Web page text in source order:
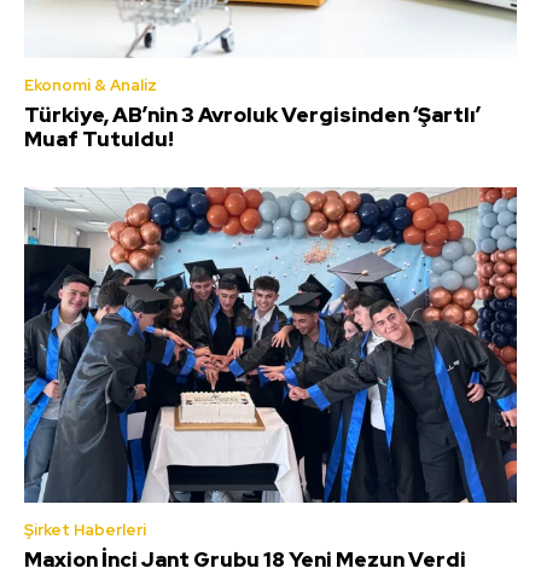
Ekonomi & Analiz
Türkiye, AB’nin 3 Avroluk Vergisinden ‘Şartlı’
Muaf Tutuldu!
Şirket Haberleri
Maxion İnci Jant Grubu 18 Yeni Mezun Verdi